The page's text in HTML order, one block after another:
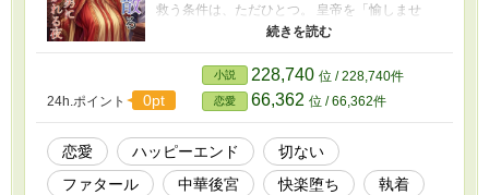
救う条件は、ただひとつ。 皇帝を「愉しませ
る」こと。 しかし皇帝は、曖甯を抱かない。 代
ょう》に、皇后を抱かせることだった。 見つめ
る皇帝の前で、触れられ、声を殺し、夜を越え
る皇后。 一晩でも拒めば、花牌が選ばれ、誰か
が死ぬ。 触れないまま支配する皇帝。 命令とし
て抱く宰相。 二人の間で快楽へと堕ちてい
く・・。 それでも曖甯は、溺れてしまった。 愛
してくれない男に――。
24h.ポイント 0pt
小説 228,740 位 / 228,740件
恋愛 66,362 位 / 66,362件
恋愛 ハッピーエンド
切ない
ファタール
中華後宮 快楽堕ち 執着